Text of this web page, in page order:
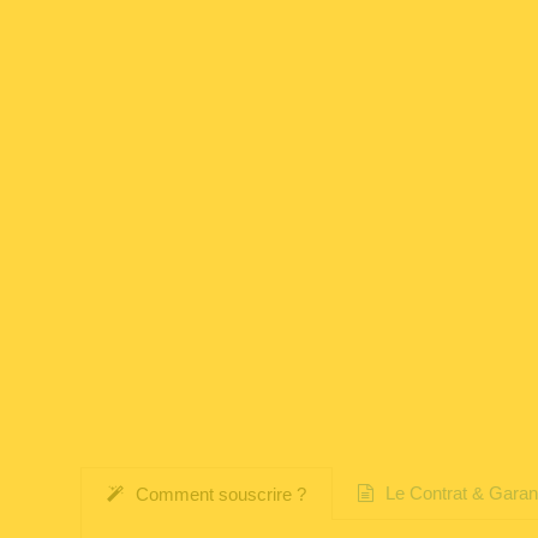
Comment souscrire ? Le Contrat &